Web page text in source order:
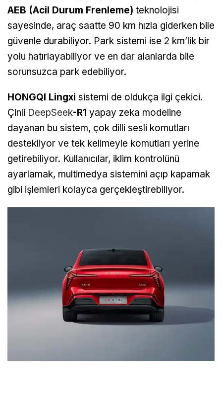
AEB (Acil Durum Frenleme) teknolojisi
sayesinde, araç saatte 90 km hızla giderken bile
güvenle durabiliyor. Park sistemi ise 2 km’lik bir
yolu hatırlayabiliyor ve en dar alanlarda bile
sorunsuzca park edebiliyor.
HONGQI Lingxi sistemi de oldukça ilgi çekici.
Çinli DeepSeek-R1 yapay zeka modeline
dayanan bu sistem, çok dilli sesli komutları
destekliyor ve tek kelimeyle komutları yerine
getirebiliyor. Kullanıcılar, iklim kontrolünü
ayarlamak, multimedya sistemini açıp kapamak
gibi işlemleri kolayca gerçekleştirebiliyor.